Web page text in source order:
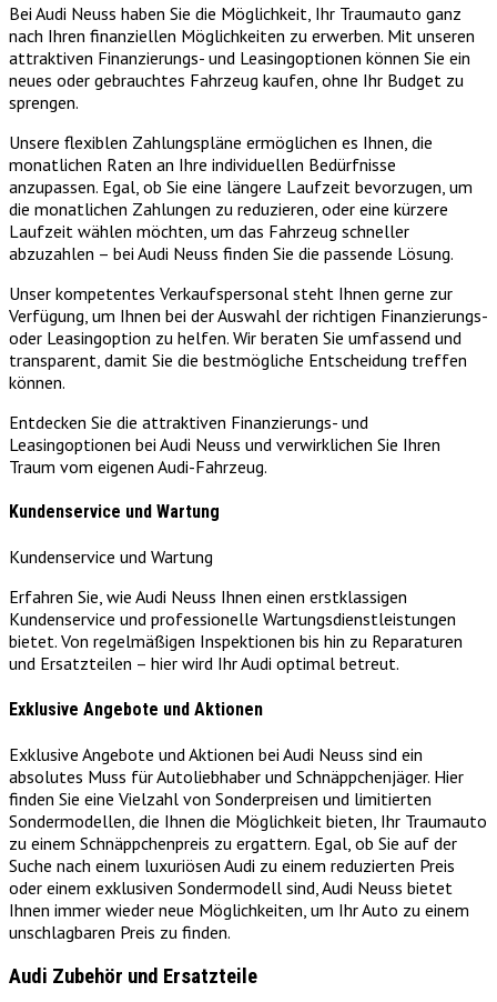
Bei Audi Neuss haben Sie die Möglichkeit, Ihr Traumauto ganz
nach Ihren finanziellen Möglichkeiten zu erwerben. Mit unseren
attraktiven Finanzierungs- und Leasingoptionen können Sie ein
neues oder gebrauchtes Fahrzeug kaufen, ohne Ihr Budget zu
sprengen.
Unsere flexiblen Zahlungspläne ermöglichen es Ihnen, die
monatlichen Raten an Ihre individuellen Bedürfnisse
anzupassen. Egal, ob Sie eine längere Laufzeit bevorzugen, um
die monatlichen Zahlungen zu reduzieren, oder eine kürzere
Laufzeit wählen möchten, um das Fahrzeug schneller
abzuzahlen – bei Audi Neuss finden Sie die passende Lösung.
Unser kompetentes Verkaufspersonal steht Ihnen gerne zur
Verfügung, um Ihnen bei der Auswahl der richtigen Finanzierungs-
oder Leasingoption zu helfen. Wir beraten Sie umfassend und
transparent, damit Sie die bestmögliche Entscheidung treffen
können.
Entdecken Sie die attraktiven Finanzierungs- und
Leasingoptionen bei Audi Neuss und verwirklichen Sie Ihren
Traum vom eigenen Audi-Fahrzeug.
Kundenservice und Wartung
Kundenservice und Wartung
Erfahren Sie, wie Audi Neuss Ihnen einen erstklassigen
Kundenservice und professionelle Wartungsdienstleistungen
bietet. Von regelmäßigen Inspektionen bis hin zu Reparaturen
und Ersatzteilen – hier wird Ihr Audi optimal betreut.
Exklusive Angebote und Aktionen
Exklusive Angebote und Aktionen bei Audi Neuss sind ein
absolutes Muss für Autoliebhaber und Schnäppchenjäger. Hier
finden Sie eine Vielzahl von Sonderpreisen und limitierten
Sondermodellen, die Ihnen die Möglichkeit bieten, Ihr Traumauto
zu einem Schnäppchenpreis zu ergattern. Egal, ob Sie auf der
Suche nach einem luxuriösen Audi zu einem reduzierten Preis
oder einem exklusiven Sondermodell sind, Audi Neuss bietet
Ihnen immer wieder neue Möglichkeiten, um Ihr Auto zu einem
unschlagbaren Preis zu finden.
Audi Zubehör und Ersatzteile